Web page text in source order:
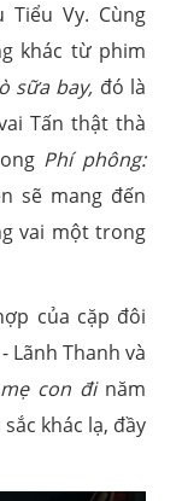
Vy. Cùng
khác từ phim
sữa bay, đó là
Tấn thật thà
Phí phông:
sẽ mang đến
vai một trong
của cặp đôi
Lãnh Thanh và
con đi năm
khác lạ, đầy